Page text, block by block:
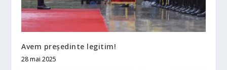
Avem preşedinte legitim!
28 mai 2025